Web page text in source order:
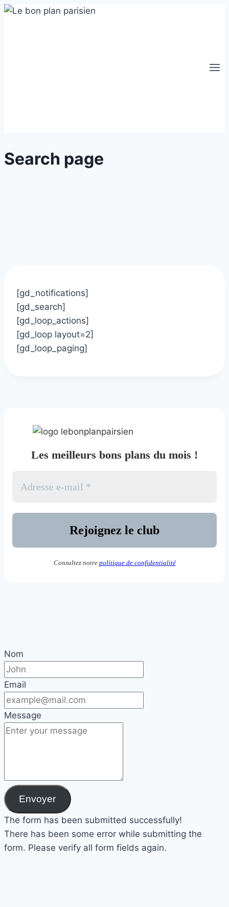
Aller
Search page
[gd_notifications]
[gd_search]
[gd_loop_actions]
[gd_loop layout=2]
[gd_loop_paging]
Les meilleurs bons plans du mois !
Consultez notre politique de confidentialité
Nom
Email
Message
Envoyer
The form has been submitted successfully!
There has been some error while submitting the
form. Please verify all form fields again.